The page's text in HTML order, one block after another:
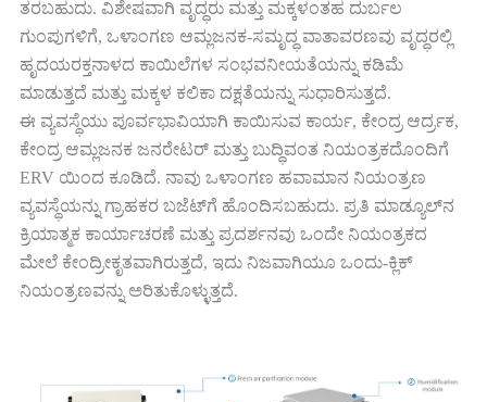
ತರಬಹುದು. ವಿಶೇಷವಾಗಿ ವೃದ್ಧರು ಮತ್ತು ಮಕ್ಕಳಂತಹ ದುರ್ಬಲ
ಗುಂಪುಗಳಿಗೆ, ಒಳಾಂಗಣ ಆಮ್ಲಜನಕ-ಸಮೃದ್ಧ ವಾತಾವರಣವು ವೃದ್ಧರಲ್ಲಿ
ಹೃದಯರಕ್ತನಾಳದ ಕಾಯಿಲೆಗಳ ಸಂಭವನೀಯತೆಯನ್ನು ಕಡಿಮೆ
ಮಾಡುತ್ತದೆ ಮತ್ತು ಮಕ್ಕಳ ಕಲಿಕಾ ದಕ್ಷತೆಯನ್ನು ಸುಧಾರಿಸುತ್ತದೆ.
ಈ ವ್ಯವಸ್ಥೆಯು ಪೂರ್ವಭಾವಿಯಾಗಿ ಕಾಯಿಸುವ ಕಾರ್ಯ, ಕೇಂದ್ರ ಆರ್ದ್ರಕ,
ಕೇಂದ್ರ ಆಮ್ಲಜನಕ ಜನರೇಟರ್ ಮತ್ತು ಬುದ್ಧಿವಂತ ನಿಯಂತ್ರಕದೊಂದಿಗೆ
ERV ಯಿಂದ ಕೂಡಿದೆ. ನಾವು ಒಳಾಂಗಣ ಹವಾಮಾನ ನಿಯಂತ್ರಣ
ವ್ಯವಸ್ಥೆಯನ್ನು ಗ್ರಾಹಕರ ಬಜೆಟ್‌ಗೆ ಹೊಂದಿಸಬಹುದು. ಪ್ರತಿ ಮಾಡ್ಯೂಲ್‌ನ
ಕ್ರಿಯಾತ್ಮಕ ಕಾರ್ಯಾಚರಣೆ ಮತ್ತು ಪ್ರದರ್ಶನವು ಒಂದೇ ನಿಯಂತ್ರಕದ
ಮೇಲೆ ಕೇಂದ್ರೀಕೃತವಾಗಿರುತ್ತದೆ, ಇದು ನಿಜವಾಗಿಯೂ ಒಂದು-ಕ್ಲಿಕ್
ನಿಯಂತ್ರಣವನ್ನು ಅರಿತುಕೊಳ್ಳುತ್ತದೆ.